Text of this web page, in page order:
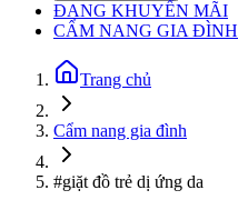
ĐANG KHUYẾN MÃI
CẨM NANG GIA ĐÌNH
Trang chủ
Cẩm nang gia đình
#giặt đồ trẻ dị ứng da